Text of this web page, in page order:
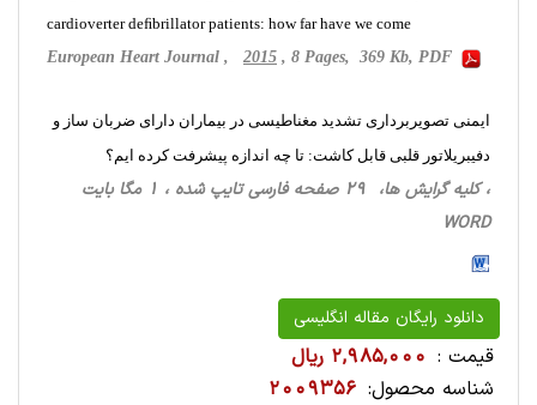
cardioverter deﬁbrillator patients: how far have we come
European Heart Journal , 2015 , 8 Pages, 369 Kb, PDF
ایمنی تصویربرداری تشدید مغناطیسی در بیماران دارای ضربان ساز و
دفیبریلاتور قلبی قابل کاشت: تا چه اندازه پیشرفت کرده ایم؟
، کلیه گرایش ها، 29 صفحه فارسی تایپ شده ، 1 مگا بایت
WORD
دانلود رایگان مقاله انگلیسی
قیمت : 2,985,000 ریال
شناسه محصول: 2009356